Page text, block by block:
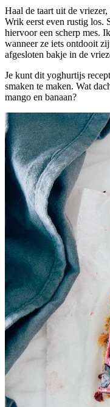
Haal de taart uit de
Wrik eerst even rustig los.
hiervoor een scherp mes.
wanneer ze iets ontdooit
afgesloten bakje in de
Je kunt dit yoghurtijs
smaken te maken. Wat
mango en banaan?